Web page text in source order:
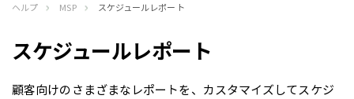
ヘルプ MSP スケジュールレポート
スケジュールレポート
顧客向けのさまざまなレポートを、カスタマイズしてスケジ